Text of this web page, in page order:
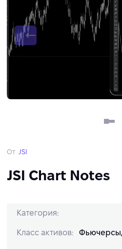
От JSI
JSI Chart Notes
Категория:
Класс активов:
Фьючерсы,